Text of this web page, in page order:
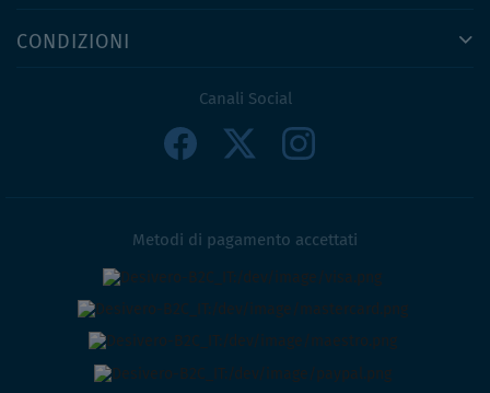
CONDIZIONI
Canali Social
Metodi di pagamento accettati